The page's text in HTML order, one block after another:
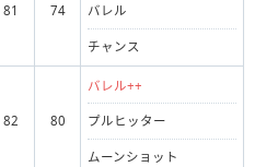
81 74 バレル
チャンス
82 80
バレル++
プルヒッター
ムーンショット